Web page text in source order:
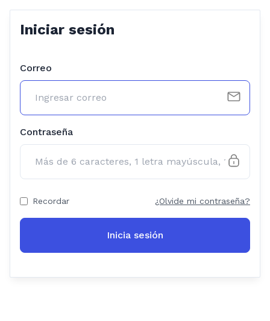
Iniciar sesión
Correo
Contraseña
Recordar ¿Olvide mi contraseña?